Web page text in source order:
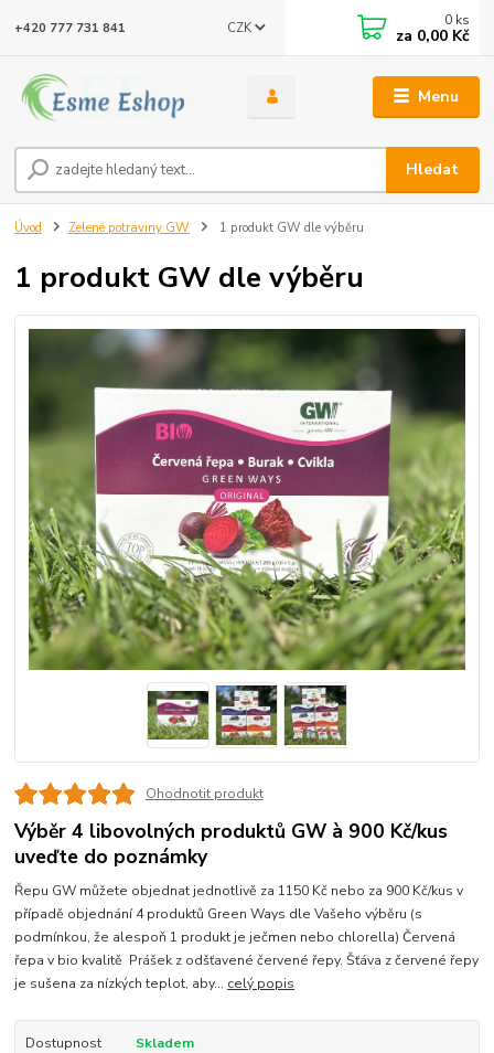
Menu
CZK
Hledat
+420 777 731 841 0 ks
za 0,00 Kč
Úvod Zelené potraviny GW 1 produkt GW dle výběru
1 produkt GW dle výběru
Ohodnotit produkt
Výběr 4 libovolných produktů GW à 900 Kč/kus
uveďte do poznámky
Řepu GW můžete objednat jednotlivě za 1150 Kč nebo za 900 Kč/kus v
případě objednání 4 produktů Green Ways dle Vašeho výběru (s
podmínkou, že alespoň 1 produkt je ječmen nebo chlorella) Červená
řepa v bio kvalitě Prášek z odšťavené červené řepy. Šťáva z červené řepy
je sušena za nízkých teplot, aby... celý popis
Dostupnost
Skladem